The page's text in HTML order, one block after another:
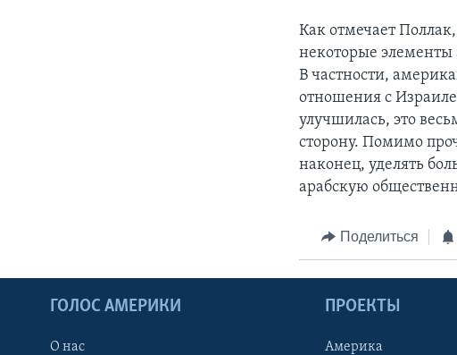
Как отмечает
некоторые
В частности,
отношения с
улучшилась, это
сторону. Помимо
наконец, уделять
арабскую
Поделиться
ГОЛОС АМЕРИКИ
О нас
ПРОЕКТЫ
Америка